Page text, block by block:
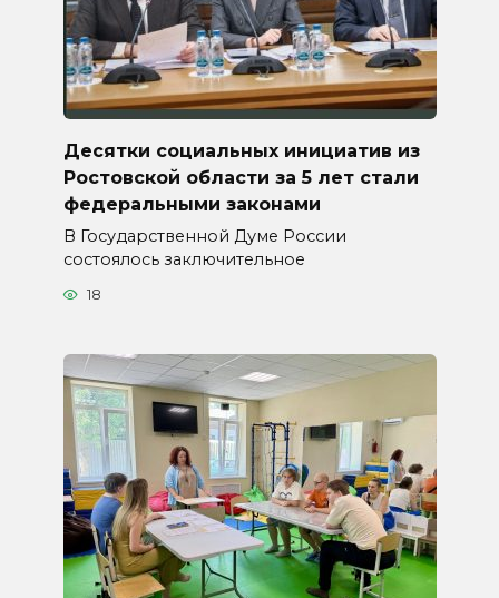
Десятки социальных инициатив из
Ростовской области за 5 лет стали
федеральными законами
В Государственной Думе России
состоялось заключительное
18